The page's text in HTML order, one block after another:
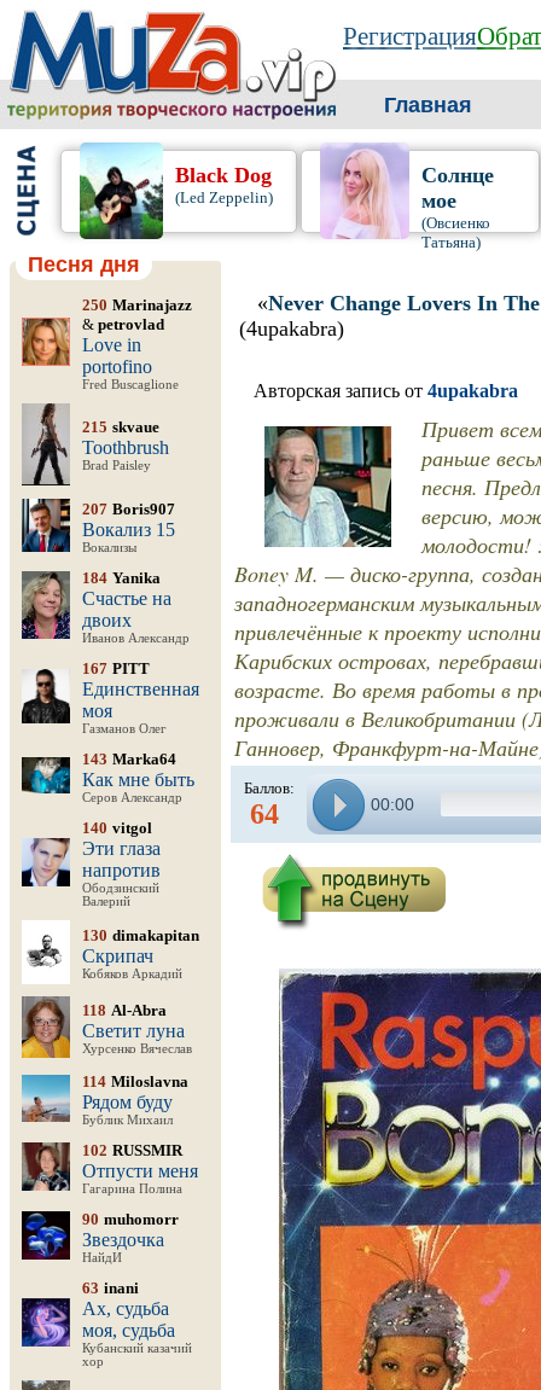
Регистрация
Главная
Black Dog
(Led Zeppelin)
Солнце
мое
(Овсиенко
Татьяна)
Песня дня
250 Marinajazz
& petrovlad
Love in
portofino
Fred Buscaglione
215 skvaue
Toothbrush
Brad Paisley
207 Boris907
Вокализ 15
Вокализы
184 Yanika
Счастье на
двоих
Иванов Александр
167 PITT
Единственная
моя
Газманов Олег
143 Marka64
Как мне быть
Серов Александр
140 vitgol
Эти глаза
напротив
Ободзинский
Валерий
130 dimakapitan
Скрипач
Кобяков Аркадий
118 Al-Abra
Светит луна
Хурсенко Вячеслав
114 Miloslavna
Рядом буду
Бублик Михаил
102 RUSSMIR
Отпусти меня
Гагарина Полина
90 muhomorr
Звездочка
НайдИ
63 inani
Ах, судьба
моя, судьба
Кубанский казачий
хор
«Never Change Lovers In
(4upakabra)
Авторская запись от 4upakabra
Привет
раньше
песня.
версию,
молодости!
Boney M. — диско-группа,
западногерманским
привлечённые к проекту
Карибских островах,
возрасте. Во время работы в
проживали в Великобритании
Ганновер, Франкфурт-на-
Баллов:
64 00:00